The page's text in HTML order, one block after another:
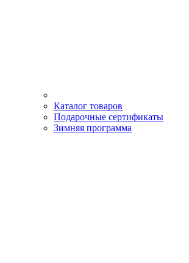
Каталог товаров
Подарочные сертификаты
Зимняя программа